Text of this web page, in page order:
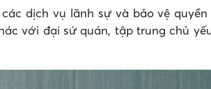
dịch vụ lãnh sự và bảo vệ
với đại sứ quán, tập trung chủ